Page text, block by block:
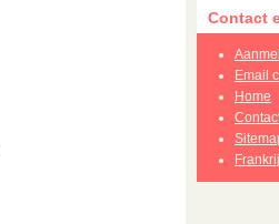
Contact
Email
Home